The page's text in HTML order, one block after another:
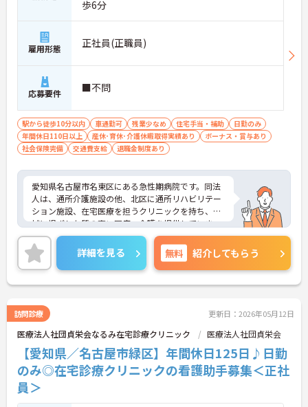
歩6分
雇用形態 正社員(正職員)
応募要件 ■不問
駅から徒歩10分以内 車通勤可 残業少なめ 住宅手当・補助
日勤のみ
年間休日110日以上
産休･育休･介護休暇取得実績あり
ボーナス・賞与あり
社会保険完備
交通費支給 退職金制度あり
愛知県名古屋市名東区にある急性期病院です。同法
人は、通所介護施設の他、北区に通所リハビリテー
ション施設、在宅医療を担うクリニックを持ち、地
域に根ざした質の高い医療・介護を提供していま
す。住宅手当や家族手当の支給や、産休育休の取得
実績あり等の福利厚生面の充実が魅力のひとつで
す。また、無資格からでもご応募可能ですので、医
療現場に携わってみたい、意欲の高い方、挑戦して
みるチャンスですよ♪
詳細を見る 無料 紹介してもらう
訪問診療 更新日：2026年05月12日
医療法人社団貞栄会なるみ在宅診療クリニック 医療法人社団貞栄会
【愛知県／名古屋市緑区】年間休日125日♪日勤
のみ◎在宅診療クリニックの看護助手募集＜正社
員＞